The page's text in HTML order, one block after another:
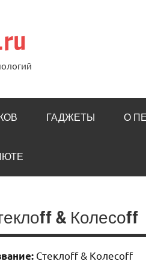
ГАДЖЕТЫ О
& Колесоff
Стеклоff & Колесоff